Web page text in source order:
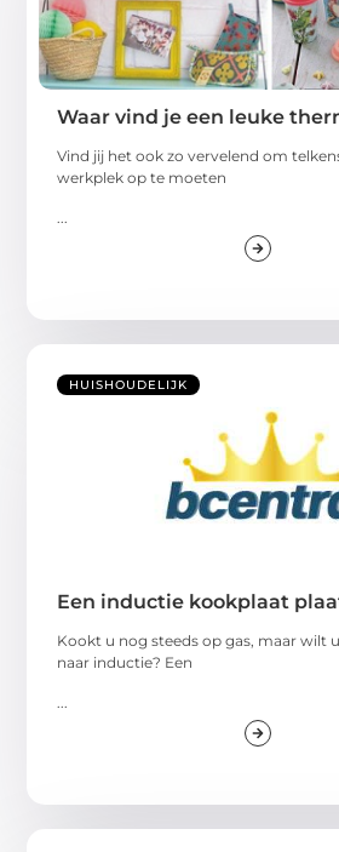
Waar vind je een leuke
Vind jij het ook zo vervelend om
werkplek op te moeten
HUISHOUDELIJK
Een inductie kookplaat
Kookt u nog steeds op gas, maar wilt
naar inductie? Een